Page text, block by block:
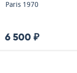
Paris 1970
6 500 ₽